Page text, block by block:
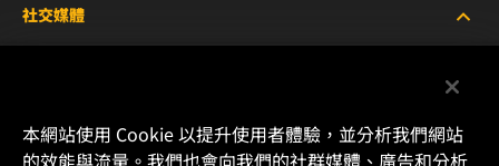
小客車與商用車
賽車產品
關於WIX
聯絡我們
社交媒體
本網站使用 Cookie 以提升使用者體驗，並分析我們網站
的效能與流量。我們也會向我們的社群媒體、廣告和分析